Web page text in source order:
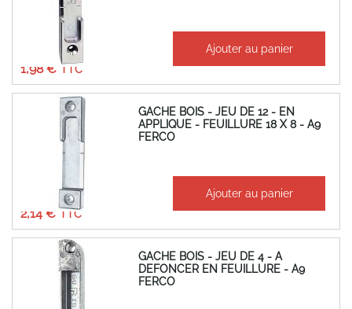
À partir de
1,98 €
Ajouter au panier
GACHE BOIS - JEU DE 12 - EN
APPLIQUE - FEUILLURE 18 X 8 - A9
FERCO
2,14 €
Ajouter au panier
GACHE BOIS - JEU DE 4 - A
DEFONCER EN FEUILLURE - A9
FERCO